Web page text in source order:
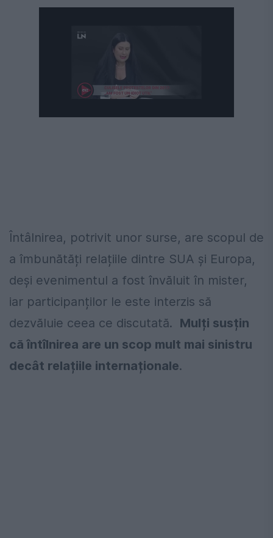
Întâlnirea, potrivit unor surse, are scopul de
a îmbunătăți relațiile dintre SUA și Europa,
deși evenimentul a fost învăluit în mister,
iar participanților le este interzis să
dezvăluie ceea ce discutată. Mulți susțin
că întîlnirea are un scop mult mai sinistru
decât relațiile internaționale.